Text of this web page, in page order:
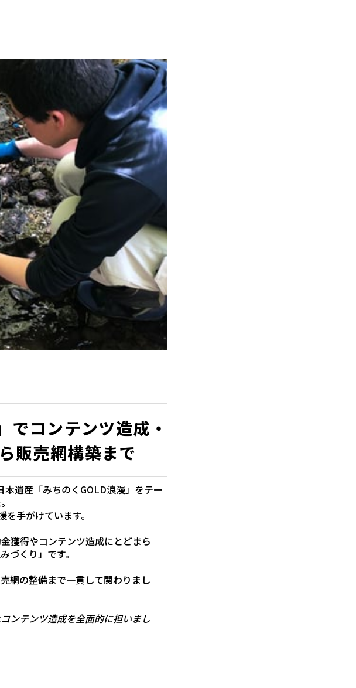
でコンテンツ造成・
販売網構築まで
遺産「みちのくGOLD浪漫」をテー
手がけています。
獲得やコンテンツ造成にとどまら
づくり」です。
網の整備まで一貫して関わりまし
ンテンツ造成を全面的に担いまし